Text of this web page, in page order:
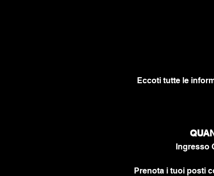
Eccoti tutte le
Ingresso
Prenota i tuoi posti